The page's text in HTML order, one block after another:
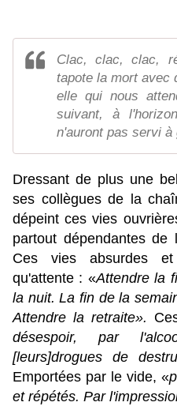
Clac, clac, clac,
tapote la mort avec
elle qui nous
suivant, à
n'auront pas servi à
Dressant de plus une
ses collègues de la
dépeint ces vies
partout dépendantes
Ces vies absurdes
qu'attente : «Attendre la
la nuit. La fin de la
Attendre la retraite».
désespoir, par
[leurs]drogues de
Emportées par le vide, «
et répétés. Par